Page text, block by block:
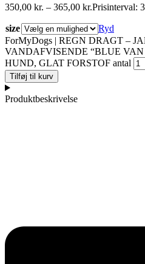
350,00 kr. – 365,00 kr.Prisinterval:
size
Ryd
ForMyDogs | REGN DRAGT –
VANDAFVISENDE “BLUE
HUND, GLAT FORSTOF antal
Tilføj til kurv
Produktbeskrivelse